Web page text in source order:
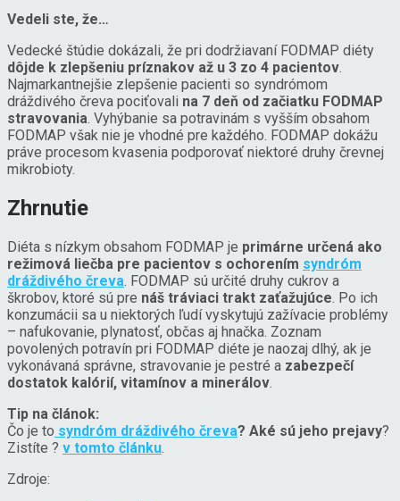
Vedeli ste, že…
Vedecké štúdie dokázali, že pri dodržiavaní FODMAP diéty
dôjde k zlepšeniu príznakov až u 3 zo 4 pacientov.
Najmarkantnejšie zlepšenie pacienti so syndrómom
dráždivého čreva pociťovali na 7 deň od začiatku FODMAP
stravovania. Vyhýbanie sa potravinám s vyšším obsahom
FODMAP však nie je vhodné pre každého. FODMAP dokážu
práve procesom kvasenia podporovať niektoré druhy črevnej
mikrobioty.
Zhrnutie
Diéta s nízkym obsahom FODMAP je primárne určená ako
režimová liečba pre pacientov s ochorením syndróm
dráždivého čreva. FODMAP sú určité druhy cukrov a
škrobov, ktoré sú pre náš tráviaci trakt zaťažujúce. Po ich
konzumácii sa u niektorých ľudí vyskytujú zažívacie problémy
– nafukovanie, plynatosť, občas aj hnačka. Zoznam
povolených potravín pri FODMAP diéte je naozaj dlhý, ak je
vykonávaná správne, stravovanie je pestré a zabezpečí
dostatok kalórií, vitamínov a minerálov.
Tip na článok:
Čo je to syndróm dráždivého čreva? Aké sú jeho prejavy?
Zistíte ? v tomto článku.
Zdroje: